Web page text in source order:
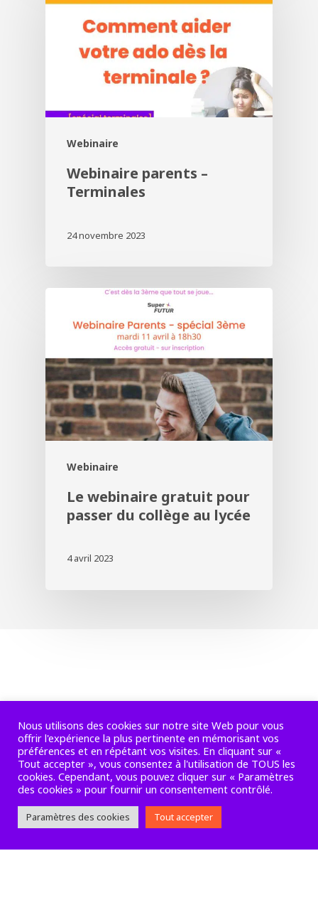
Webinaire
Webinaire parents –
Terminales
24 novembre 2023
Webinaire
Le webinaire gratuit pour
passer du collège au lycée
4 avril 2023
facebook linkedin instagram
Mentions légales-Conditions générales de
Nous utilisons des cookies sur notre site Web pour vous
offrir l'expérience la plus pertinente en mémorisant vos
préférences et en répétant vos visites. En cliquant sur «
Tout accepter », vous consentez à l'utilisation de TOUS les
cookies. Cependant, vous pouvez cliquer sur « Paramètres
des cookies » pour fournir un consentement contrôlé.
Paramètres des cookies Tout accepter